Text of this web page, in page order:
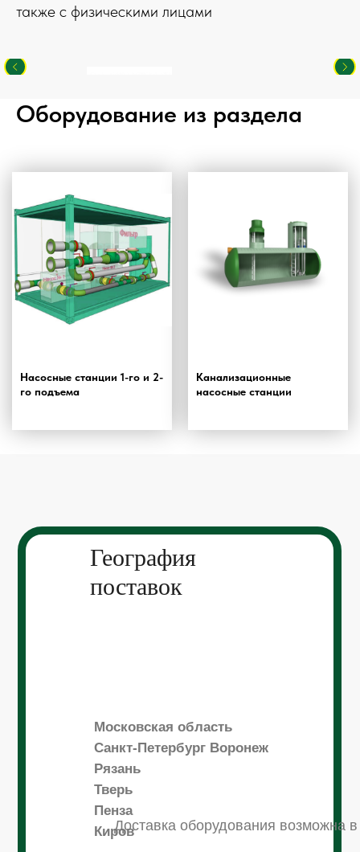
также с физическими лицами
Оборудование из раздела
Насосные станции 1-го и 2-
го подъема
Канализационные
насосные станции
География
поставок
Московская область
Санкт-Петербург Воронеж
Рязань
Тверь
Пенза
КировДоставка оборудования возможна